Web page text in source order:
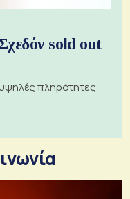
sold out
πληρότητες